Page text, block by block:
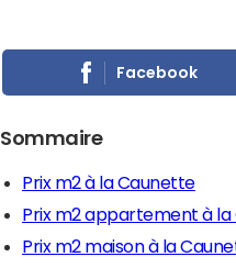
Facebook
Sommaire
Prix m2 à la Caunette
Prix m2 appartement à
Prix m2 maison à la